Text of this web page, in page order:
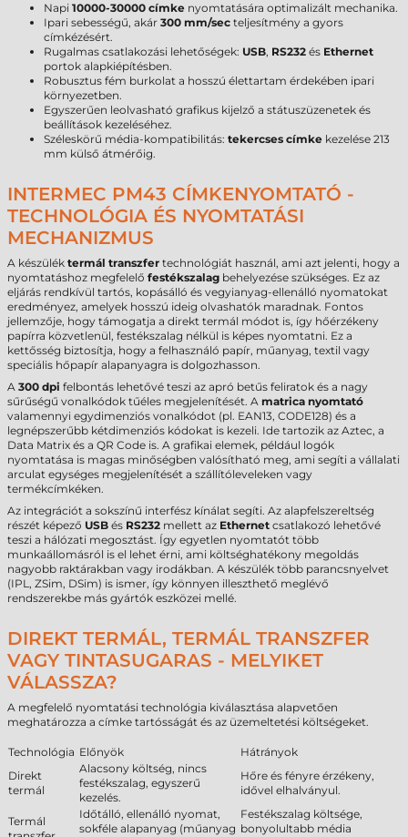
Napi 10000-30000 címke nyomtatására optimalizált mechanika.
Ipari sebességű, akár 300 mm/sec teljesítmény a gyors
címkézésért.
Rugalmas csatlakozási lehetőségek: USB, RS232 és Ethernet
portok alapkiépítésben.
Robusztus fém burkolat a hosszú élettartam érdekében ipari
környezetben.
Egyszerűen leolvasható grafikus kijelző a státuszüzenetek és
beállítások kezeléséhez.
Széleskörű média-kompatibilitás: tekercses címke kezelése 213
mm külső átmérőig.
INTERMEC PM43 CÍMKENYOMTATÓ -
TECHNOLÓGIA ÉS NYOMTATÁSI
MECHANIZMUS
A készülék termál transzfer technológiát használ, ami azt jelenti, hogy a
nyomtatáshoz megfelelő festékszalag behelyezése szükséges. Ez az
eljárás rendkívül tartós, kopásálló és vegyianyag-ellenálló nyomatokat
eredményez, amelyek hosszú ideig olvashatók maradnak. Fontos
jellemzője, hogy támogatja a direkt termál módot is, így hőérzékeny
papírra közvetlenül, festékszalag nélkül is képes nyomtatni. Ez a
kettősség biztosítja, hogy a felhasználó papír, műanyag, textil vagy
speciális hőpapír alapanyagra is dolgozhasson.
A 300 dpi felbontás lehetővé teszi az apró betűs feliratok és a nagy
sűrűségű vonalkódok tűéles megjelenítését. A matrica nyomtató
valamennyi egydimenziós vonalkódot (pl. EAN13, CODE128) és a
legnépszerűbb kétdimenziós kódokat is kezeli. Ide tartozik az Aztec, a
Data Matrix és a QR Code is. A grafikai elemek, például logók
nyomtatása is magas minőségben valósítható meg, ami segíti a vállalati
arculat egységes megjelenítését a szállítóleveleken vagy
termékcímkéken.
Az integrációt a sokszínű interfész kínálat segíti. Az alapfelszereltség
részét képező USB és RS232 mellett az Ethernet csatlakozó lehetővé
teszi a hálózati megosztást. Így egyetlen nyomtatót több
munkaállomásról is el lehet érni, ami költséghatékony megoldás
nagyobb raktárakban vagy irodákban. A készülék több parancsnyelvet
(IPL, ZSim, DSim) is ismer, így könnyen illeszthető meglévő
rendszerekbe más gyártók eszközei mellé.
DIREKT TERMÁL, TERMÁL TRANSZFER
VAGY TINTASUGARAS - MELYIKET
VÁLASSZA?
A megfelelő nyomtatási technológia kiválasztása alapvetően
meghatározza a címke tartósságát és az üzemeltetési költségeket.
Technológia Előnyök
Hátrányok
Direkt
termál
Alacsony költség, nincs
festékszalag, egyszerű
kezelés.
Hőre és fényre érzékeny,
idővel elhalványul.
Termál
Időtálló, ellenálló nyomat,
sokféle alapanyag (műanyag
Festékszalag költsége,
bonyolultabb média